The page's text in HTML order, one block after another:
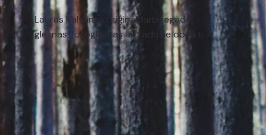
Lauras Kalvānes oriģināldarbi iegādei –
gleznas, fotogleznas un radošie objekti